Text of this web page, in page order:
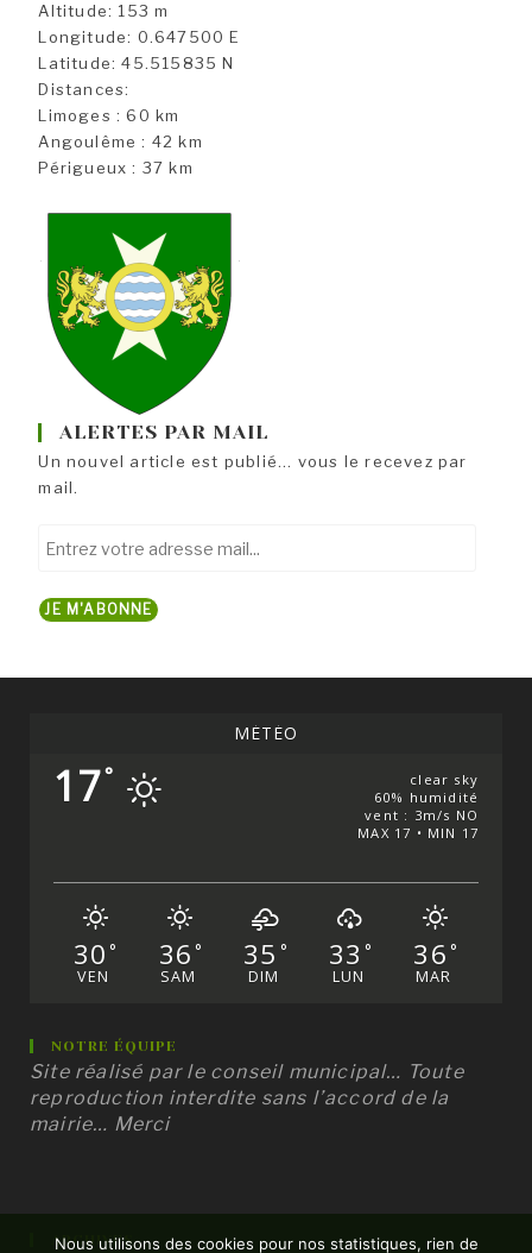
Altitude: 153 m
Longitude: 0.647500 E
Latitude: 45.515835 N
Distances:
Limoges : 60 km
Angoulême : 42 km
Périgueux : 37 km
ALERTES PAR MAIL
Un nouvel article est publié... vous le recevez par
mail.
votre
mail...
JE M'ABONNE
MÉTÉO
17°
clear sky
60% humidité
vent : 3m/s NO
MAX 17 • MIN 17
30 °
VEN
36 °
SAM
35 °
DIM
33 °
LUN
36 °
MAR
NOTRE ÉQUIPE
Site réalisé par le conseil municipal… Toute
reproduction interdite sans l’accord de la
mairie… Merci
ARCHIVES
Nous utilisons des cookies pour nos statistiques, rien de